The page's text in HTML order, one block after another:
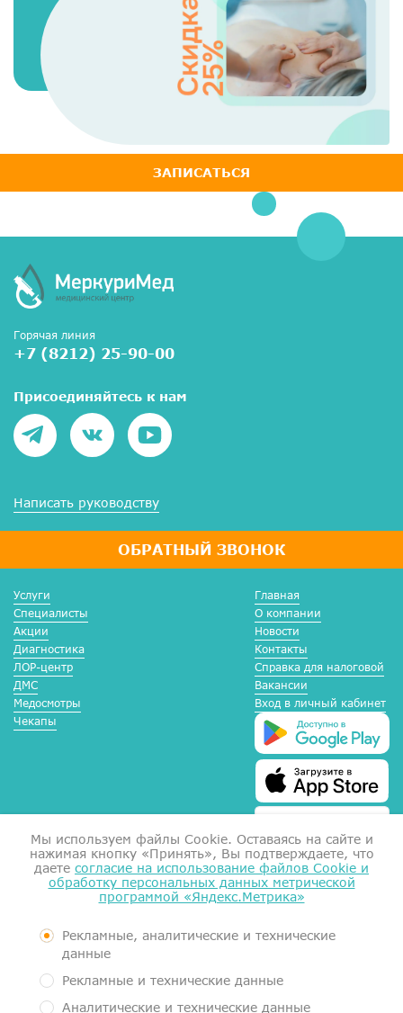
ЗАПИСАТЬСЯ
Горячая линия
+7 (8212) 25-90-00
ОБРАТНЫЙ ЗВОНОК
Присоединяйтесь к нам
Написать руководству
Услуги
Специалисты
Акции
Диагностика
ЛОР-центр
ДМС
Медосмотры
Чекапы
Главная
О компании
Новости
Контакты
Справка для налоговой
Вакансии
Вход в личный кабинет
Справка для налоговой
Документы
Контролирующие органы
Пользовательское соглашение
Политика обработки персональных данных
Мы используем файлы Сookie. Оставаясь на сайте и
нажимая кнопку «Принять», Вы подтверждаете, что
даете согласие на использование файлов Cookie и
обработку персональных данных метрической
программой «Яндекс.Метрика»
Рекламные, аналитические и технические
данные
Рекламные и технические данные
Аналитические и технические данные